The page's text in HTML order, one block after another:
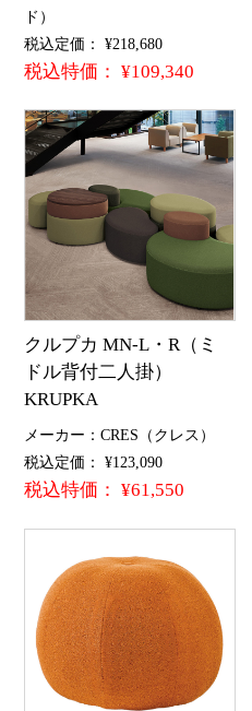
ド）
税込定価： ¥218,680
税込特価： ¥109,340
クルプカ MN-L・R（ミ
ドル背付二人掛）
KRUPKA
メーカー：CRES（クレス）
税込定価： ¥123,090
税込特価： ¥61,550